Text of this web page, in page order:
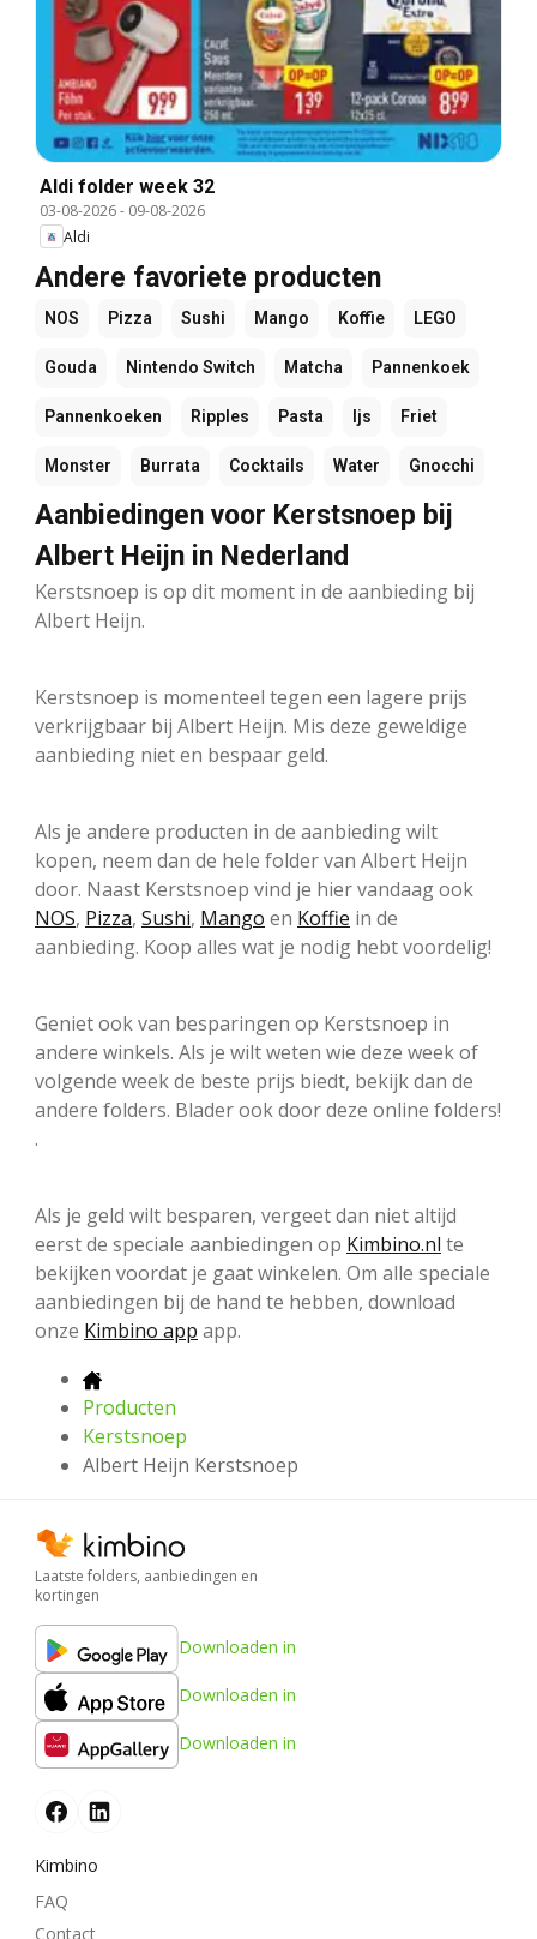
Aldi folder week 32
03-08-2026- 09-08-2026
Aldi
Andere favoriete producten
NOS Pizza Sushi Mango Koffie LEGO
Gouda Nintendo Switch Matcha Pannenkoek
Pannenkoeken Ripples Pasta Ijs Friet
Monster Burrata Cocktails Water Gnocchi
Aanbiedingen voor Kerstsnoep bij
Albert Heijn in Nederland
Kerstsnoep is op dit moment in de aanbieding bij
Albert Heijn.
Kerstsnoep is momenteel tegen een lagere prijs
verkrijgbaar bij Albert Heijn. Mis deze geweldige
aanbieding niet en bespaar geld.
Als je andere producten in de aanbieding wilt
kopen, neem dan de hele folder van Albert Heijn
door. Naast Kerstsnoep vind je hier vandaag ook
NOS, Pizza, Sushi, Mango en Koffie in de
aanbieding. Koop alles wat je nodig hebt voordelig!
Geniet ook van besparingen op Kerstsnoep in
andere winkels. Als je wilt weten wie deze week of
volgende week de beste prijs biedt, bekijk dan de
andere folders. Blader ook door deze online folders!
.
Als je geld wilt besparen, vergeet dan niet altijd
eerst de speciale aanbiedingen op Kimbino.nl te
bekijken voordat je gaat winkelen. Om alle speciale
aanbiedingen bij de hand te hebben, download
onze Kimbino app app.
Producten
Kerstsnoep
Albert Heijn Kerstsnoep
Laatste folders, aanbiedingen en
kortingen
Downloaden in
Downloaden in
Downloaden in
Kimbino
FAQ
Contact